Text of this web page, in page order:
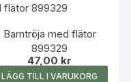
Barntröja med flätor
899329
47,00 kr
LÄGG TILL I VARUKORG